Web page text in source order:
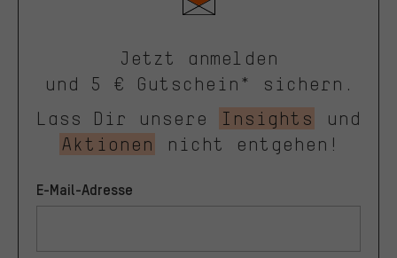
Jetzt anmelden
und 5 € Gutschein* sichern.
Lass Dir unsere
Insights
und
Aktionen
nicht entgehen!
E-Mail-Adresse